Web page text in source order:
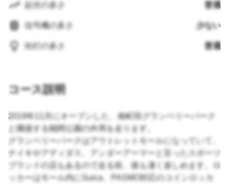
起伏の多さ 普通
信号機の多さ 少ない
街灯の多さ 普通
コース説明
2019年11月にオープンした、南町田グランベリーパーク
と隣接する鶴間公園の外周を走ります。
グランベリーパークはアウトレットモールになっていて、
ナイキやアディダス、アンダーアーマーと言ったスポーツ
ブランドの店もあるので走る前、後も凄く楽しめます。ロ
ッカーはモール内にSuica、PASMO対応のコインロッカ